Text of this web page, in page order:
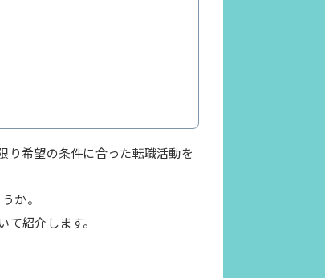
り希望の条件に合った転職活動を
か。
紹介します。